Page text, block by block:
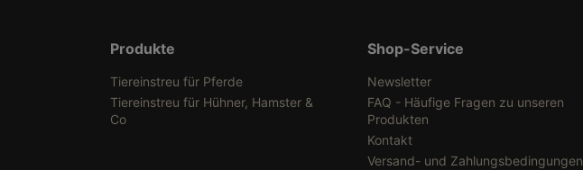
Produkte
Tiereinstreu für Pferde
Tiereinstreu für Hühner, Hamster &
Co
Shop-Service
Newsletter
FAQ - Häufige Fragen zu unseren
Produkten
Kontakt
Versand- und Zahlungsbedingungen